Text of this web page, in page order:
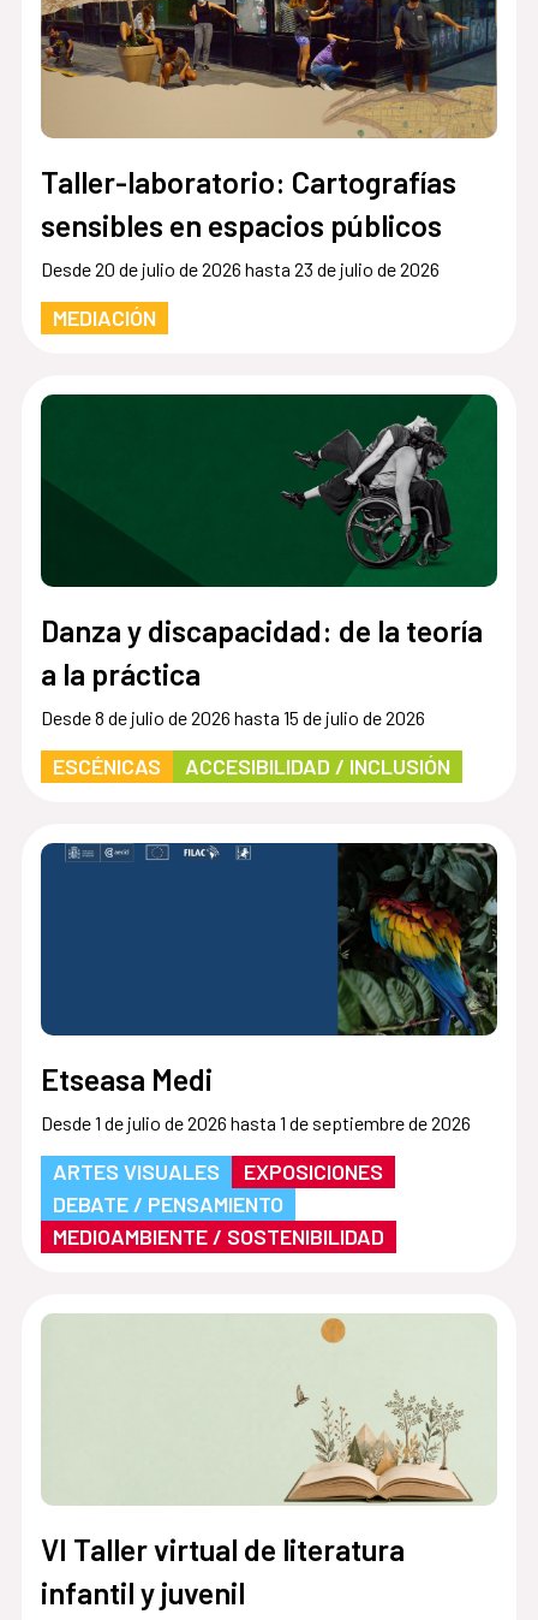
Taller-laboratorio: Cartografías
sensibles en espacios públicos
Desde 20 de julio de 2026 hasta 23 de julio de 2026
MEDIACIÓN
Danza y discapacidad: de la teoría
a la práctica
Desde 8 de julio de 2026 hasta 15 de julio de 2026
ESCÉNICAS ACCESIBILIDAD / INCLUSIÓN
Etseasa Medi
Desde 1 de julio de 2026 hasta 1 de septiembre de 2026
ARTES VISUALES
EXPOSICIONES
DEBATE / PENSAMIENTO
MEDIOAMBIENTE / SOSTENIBILIDAD
VI Taller virtual de literatura
infantil y juvenil